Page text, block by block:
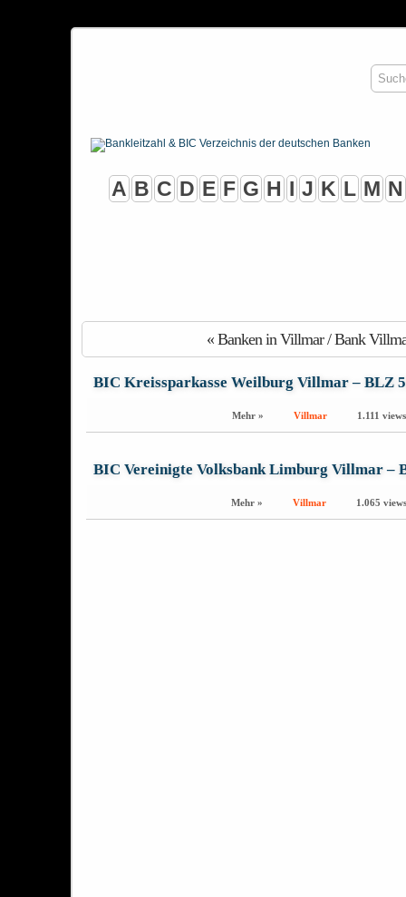
A B C D E F G H I J K L M N
« Banken in Villmar / Bank
BIC Kreissparkasse Weilburg Villmar – BLZ
Mehr » Villmar 1.111 views
BIC Vereinigte Volksbank Limburg Villmar –
Mehr » Villmar 1.065 views